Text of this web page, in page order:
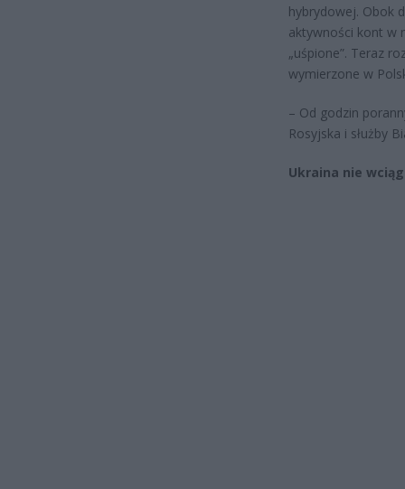
hybrydowej. Obok
aktywności kont w
„uśpione”. Teraz
wymierzone w
– Od godzin
Rosyjska i służby
Ukraina nie